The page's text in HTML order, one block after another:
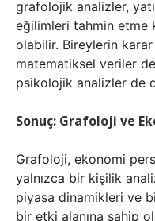
grafolojik analizler,
eğilimleri tahmin etme
olabilir. Bireylerin
matematiksel veriler
psikolojik analizler de
Sonuç: Grafoloji ve
Grafoloji, ekonomi
yalnızca bir kişilik
piyasa dinamikleri ve
bir etki alanına sahip